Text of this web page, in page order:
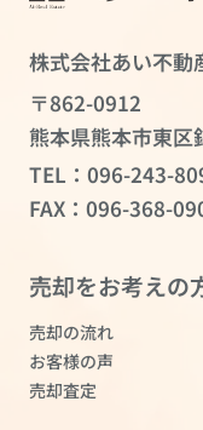
株式会社あい不動
〒862-0912
熊本県熊本市東区
TEL： 096-243-
FAX：096-368-
売却をお考えの
売却の流れ
お客様の声
売却査定